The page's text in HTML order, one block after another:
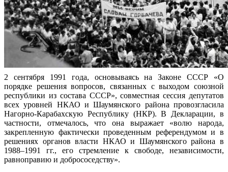
2 сентября 1991 года, основываясь на Законе СССР «О
порядке решения вопросов, связанных с выходом союзной
республики из состава СССР», совместная сессия депутатов
всех уровней НКАО и Шаумянского района провозгласила
Нагорно-Карабахскую Республику (НКР). В Декларации, в
частности, отмечалось, что она выражает «волю народа,
закрепленную фактически проведенным референдумом и в
решениях органов власти НКАО и Шаумянского района в
1988–1991 гг., его стремление к свободе, независимости,
равноправию и добрососедству».